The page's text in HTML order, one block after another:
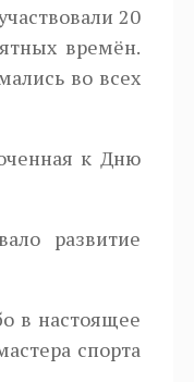
20
времён.
во всех
к Дню
развитие
в настоящее
спорта